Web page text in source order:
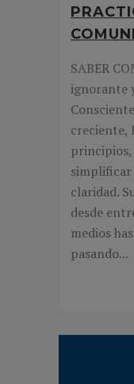
SABER
ignorante
creciente,
principios,
claridad.
desde
medios
pasando...